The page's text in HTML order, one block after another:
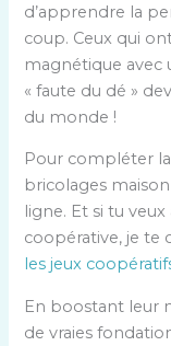
d’apprendre la
coup. Ceux qui
magnétique avec
« faute du dé »
du monde !
Pour compléter
bricolages
ligne. Et si tu
coopérative, je te
les jeux
En boostant leur
de vraies